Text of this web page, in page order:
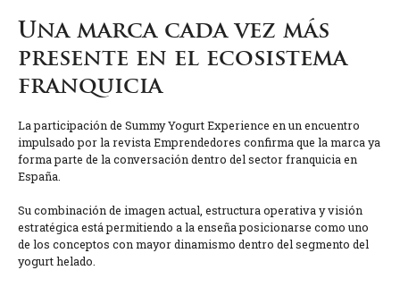
Una marca cada vez más
presente en el ecosistema
franquicia
La participación de Summy Yogurt Experience en un encuentro
impulsado por la revista Emprendedores confirma que la marca ya
forma parte de la conversación dentro del sector franquicia en
España.
Su combinación de imagen actual, estructura operativa y visión
estratégica está permitiendo a la enseña posicionarse como uno
de los conceptos con mayor dinamismo dentro del segmento del
yogurt helado.